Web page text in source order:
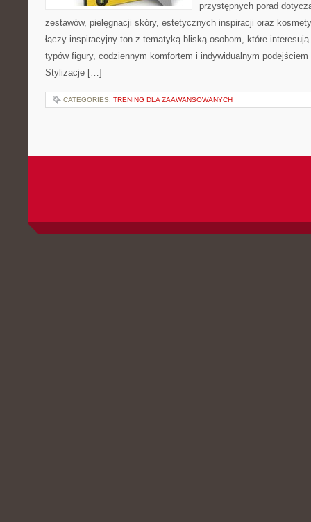
przystępnych porad
zestawów, pielęgnacji skóry, estetycznych inspiracji oraz
łączy inspiracyjny ton z tematyką bliską osobom, które
typów figury, codziennym komfortem i indywidualnym
Stylizacje […]
CATEGORIES: TRENING DLA ZAAWANSOWANYCH